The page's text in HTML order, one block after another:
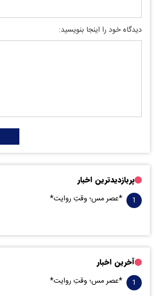
دیدگاه خود را اینجا بنویسید:
پربازدیدترین اخبار
*عصر مس؛ وقتِ روایت*
آخرین اخبار
*عصر مس؛ وقتِ روایت*